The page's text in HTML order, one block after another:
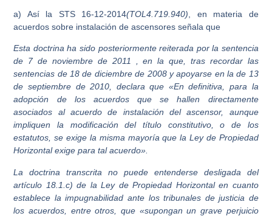
a) Así la STS 16-12-2014(TOL4.719.940) , en materia de
acuerdos sobre instalación de ascensores señala que
Esta doctrina ha sido posteriormente reiterada por la sentencia
de 7 de noviembre de 2011 , en la que, tras recordar las
sentencias de 18 de diciembre de 2008 y apoyarse en la de 13
de septiembre de 2010, declara que «En definitiva, para la
adopción de los acuerdos que se hallen directamente
asociados al acuerdo de instalación del ascensor, aunque
impliquen la modificación del título constitutivo, o de los
estatutos, se exige la misma mayoría que la Ley de Propiedad
Horizontal exige para tal acuerdo».
La doctrina transcrita no puede entenderse desligada del
artículo 18.1.c) de la Ley de Propiedad Horizontal en cuanto
establece la impugnabilidad ante los tribunales de justicia de
los acuerdos, entre otros, que «supongan un grave perjuicio